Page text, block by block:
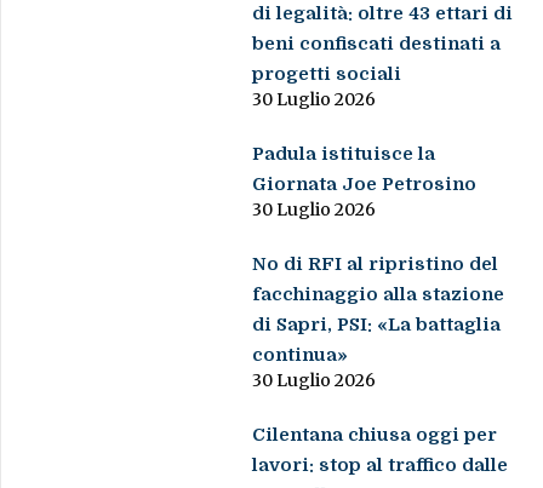
di legalità: oltre 43 ettari di
beni confiscati destinati a
progetti sociali
30 Luglio 2026
Padula istituisce la
Giornata Joe Petrosino
30 Luglio 2026
No di RFI al ripristino del
facchinaggio alla stazione
di Sapri, PSI: «La battaglia
continua»
30 Luglio 2026
Cilentana chiusa oggi per
lavori: stop al traffico dalle